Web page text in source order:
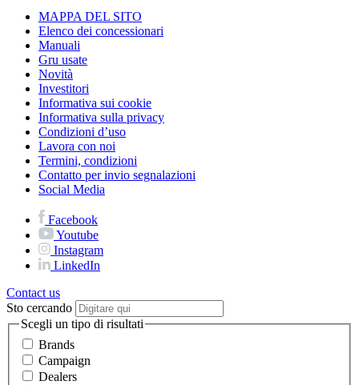
MAPPA DEL SITO
Elenco dei concessionari
Manuali
Gru usate
Novità
Investitori
Informativa sui cookie
Informativa sulla privacy
Condizioni d’uso
Lavora con noi
Termini, condizioni
Contatto per invio segnalazioni
Social Media
Facebook
Youtube
Instagram
LinkedIn
Contact us
Sto cercando
Scegli un tipo di risultati
Brands
Campaign
Dealers